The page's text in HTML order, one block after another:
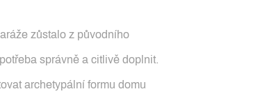
zůstalo z původního
správně a citlivě doplnit.
archetypální formu domu